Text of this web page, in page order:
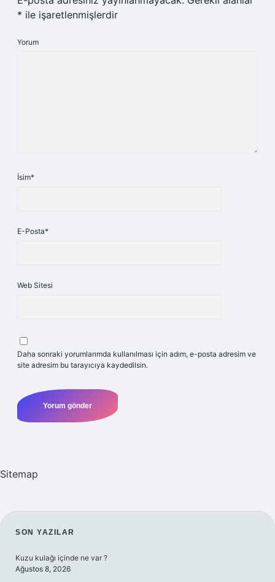
* ile işaretlenmişlerdir
Yorum
İsim*
E-Posta*
Web Sitesi
Daha sonraki yorumlarımda kullanılması için adım, e-posta adresim ve
site adresim bu tarayıcıya kaydedilsin.
Sitemap
SIDEBAR
SON YAZILAR
Kuzu kulağı içinde ne var ?
Ağustos 8, 2026